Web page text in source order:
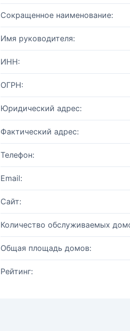
Сокращенное наименование:
Имя руководителя:
ИНН:
ОГРН:
Юридический адрес:
Фактический адрес:
Телефон:
Email:
Сайт:
Количество обслуживаемых
Общая площадь домов:
Рейтинг: